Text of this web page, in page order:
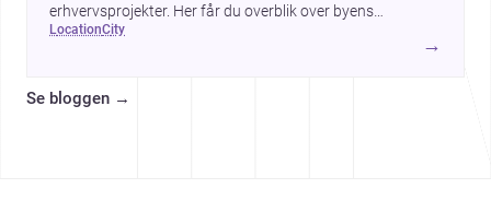
erhvervsprojekter. Her får du overblik over byens
arkitektur, byggemæssige prisniveau og hvorfor byen er
interessant for dig, der planlægger at bygge, renovere eller
location city
→
Se bloggen →